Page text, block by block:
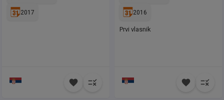
2017 2016
Prvi vlasnik